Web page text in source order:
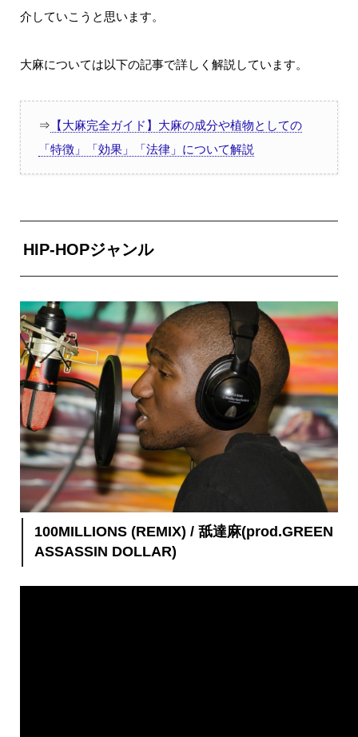
介していこうと思います。
大麻については以下の記事で詳しく解説しています。
⇒ 【大麻完全ガイド】大麻の成分や植物としての
「特徴」「効果」「法律」について解説
HIP-HOPジャンル
100MILLIONS (REMIX) / 舐達麻(prod.GREEN
ASSASSIN DOLLAR)